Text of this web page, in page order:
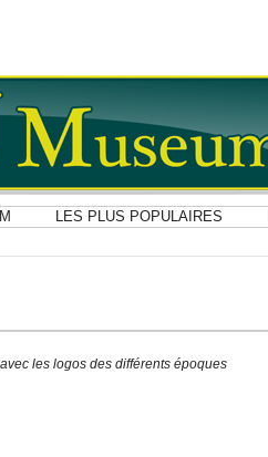
LES PLUS POPULAIRES
les logos des différents époques